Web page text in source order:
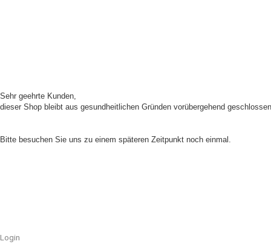
Sehr geehrte Kunden,
dieser Shop bleibt aus gesundheitlichen Gründen vorübergehend
Bitte besuchen Sie uns zu einem späteren Zeitpunkt noch einmal.
Login